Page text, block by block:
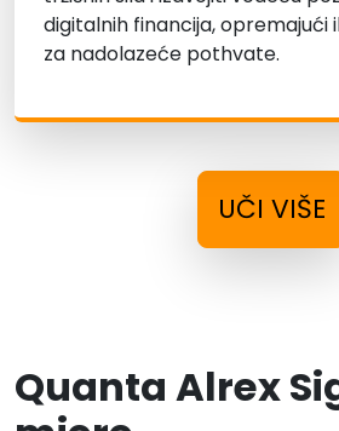
digitalnih financija, opremajući
za nadolazeće pothvate.
UČI VIŠE
Quanta Alrex